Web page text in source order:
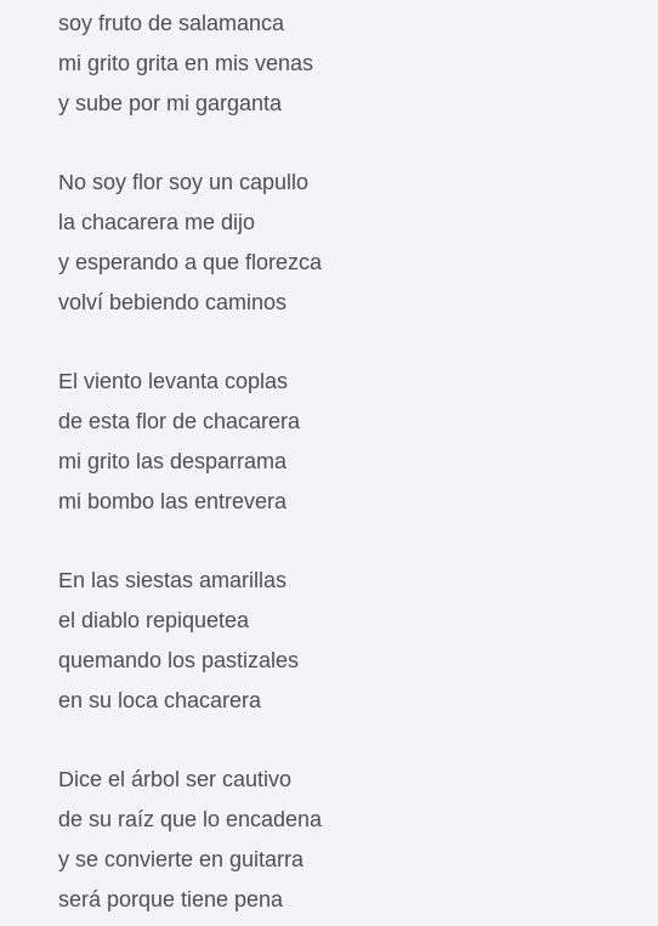
soy fruto de salamanca
mi grito grita en mis venas
y sube por mi garganta
No soy flor soy un capullo
la chacarera me dijo
y esperando a que florezca
volví bebiendo caminos
El viento levanta coplas
de esta flor de chacarera
mi grito las desparrama
mi bombo las entrevera
En las siestas amarillas
el diablo repiquetea
quemando los pastizales
en su loca chacarera
Dice el árbol ser cautivo
de su raíz que lo encadena
y se convierte en guitarra
será porque tiene pena